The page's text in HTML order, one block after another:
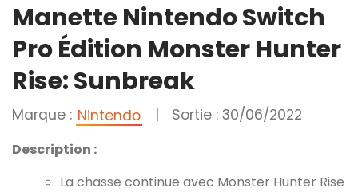
Manette Nintendo Switch
Pro Édition Monster Hunter
Rise: Sunbreak
Marque : Nintendo | Sortie : 30/06/2022
Description :
La chasse continue avec Monster Hunter Rise